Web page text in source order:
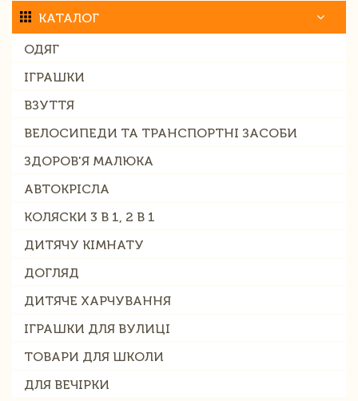
КАТАЛОГ
ОДЯГ
ІГРАШКИ
ВЗУТТЯ
ВЕЛОСИПЕДИ ТА ТРАНСПОРТНІ ЗАСОБИ
ЗДОРОВ'Я МАЛЮКА
АВТОКРІСЛА
КОЛЯСКИ 3 В 1, 2 В 1
ДИТЯЧУ КІМНАТУ
ДОГЛЯД
ДИТЯЧЕ ХАРЧУВАННЯ
ІГРАШКИ ДЛЯ ВУЛИЦІ
ТОВАРИ ДЛЯ ШКОЛИ
ДЛЯ ВЕЧІРКИ